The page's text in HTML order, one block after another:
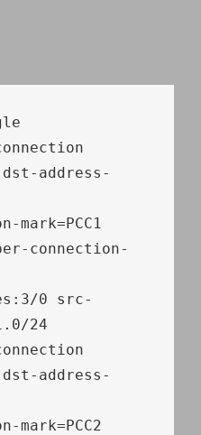
- address -
-mark=PCC1
- connection-
: 3/0 src-
/24
- address -
-mark=PCC2